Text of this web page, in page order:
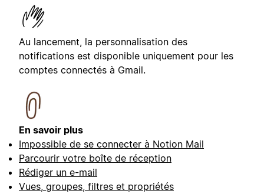
Au lancement, la personnalisation des
notifications est disponible uniquement pour les
comptes connectés à Gmail.
En savoir plus
Impossible de se connecter à Notion Mail
Parcourir votre boîte de réception
Rédiger un e-mail
Vues, groupes, filtres et propriétés